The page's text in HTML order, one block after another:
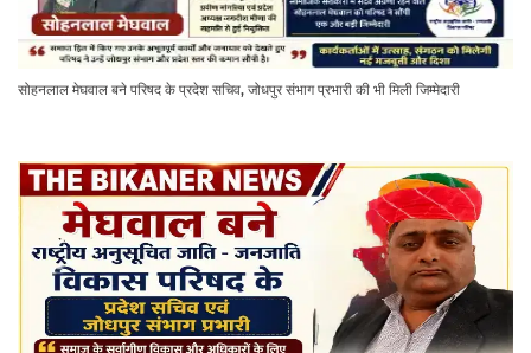
सोहनलाल मेघवाल बने परिषद के प्रदेश सचिव, जोधपुर संभाग प्रभारी की भी मिली जिम्मेदारी